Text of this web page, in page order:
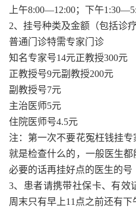
上午8:00—12:00；下午
2、挂号种类及金额（包括诊疗
普通门诊特需专家门诊
知名专家号14元正教授300元
正教授号9元副教授200元
副教授号7元
主治医师5元
住院医师号4.5元
注：第一次不要花冤枉钱挂
就是检查什么的，一般医生
必要的话再挂好点的医生的号
3、患者请携带社保卡、有效
周末只有早上11点之前还有下